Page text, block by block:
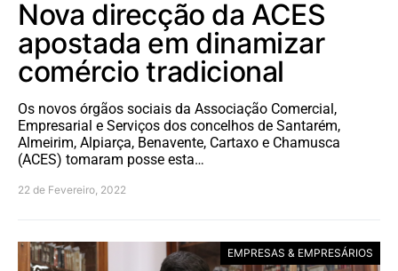
Nova direcção da ACES
apostada em dinamizar
comércio tradicional
Os novos órgãos sociais da Associação Comercial,
Empresarial e Serviços dos concelhos de Santarém,
Almeirim, Alpiarça, Benavente, Cartaxo e Chamusca
(ACES) tomaram posse esta…
22 de Fevereiro, 2022
EMPRESAS & EMPRESÁRIOS